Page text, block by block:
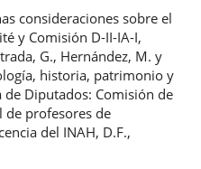
consideraciones sobre el
y Comisión D-II-IA-I,
G., Hernández, M. y
historia, patrimonio y
Diputados: Comisión de
de profesores de
del INAH, D.F.,